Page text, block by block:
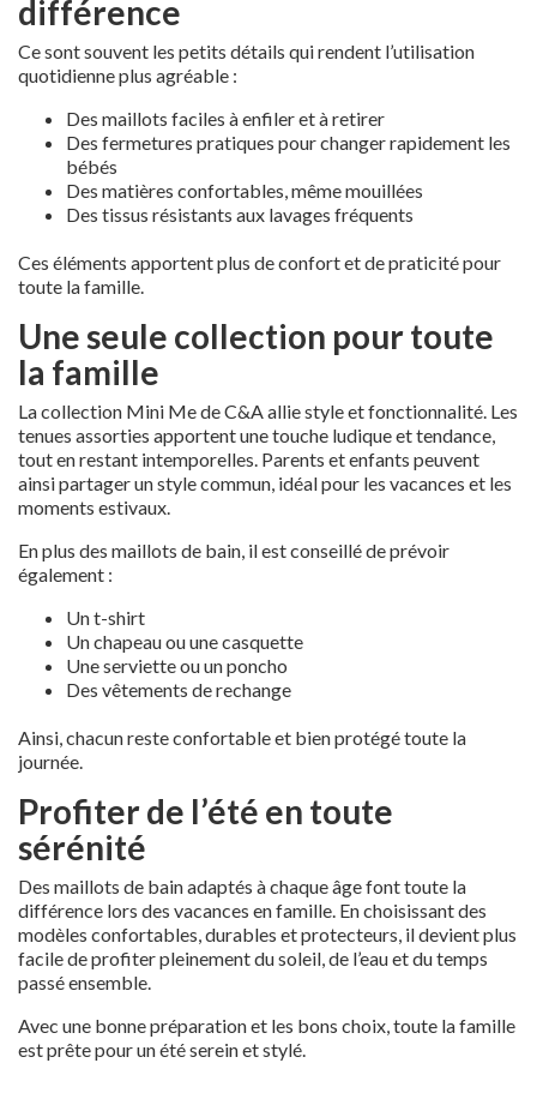
différence
Ce sont souvent les petits détails qui rendent l’utilisation
quotidienne plus agréable :
Des maillots faciles à enfiler et à retirer
Des fermetures pratiques pour changer rapidement les
bébés
Des matières confortables, même mouillées
Des tissus résistants aux lavages fréquents
Ces éléments apportent plus de confort et de praticité pour
toute la famille.
Une seule collection pour toute
la famille
La collection Mini Me de C&A allie style et fonctionnalité. Les
tenues assorties apportent une touche ludique et tendance,
tout en restant intemporelles. Parents et enfants peuvent
ainsi partager un style commun, idéal pour les vacances et les
moments estivaux.
En plus des maillots de bain, il est conseillé de prévoir
également :
Un t-shirt
Un chapeau ou une casquette
Une serviette ou un poncho
Des vêtements de rechange
Ainsi, chacun reste confortable et bien protégé toute la
journée.
Profiter de l’été en toute
sérénité
Des maillots de bain adaptés à chaque âge font toute la
différence lors des vacances en famille. En choisissant des
modèles confortables, durables et protecteurs, il devient plus
facile de profiter pleinement du soleil, de l’eau et du temps
passé ensemble.
Avec une bonne préparation et les bons choix, toute la famille
est prête pour un été serein et stylé.